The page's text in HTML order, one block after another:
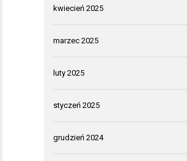
kwiecień 2025
marzec 2025
luty 2025
styczeń 2025
grudzień 2024